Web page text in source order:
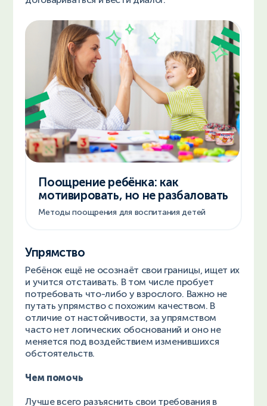
Поощрение ребёнка: как
мотивировать, но не разбаловать
Методы поощрения для воспитания детей
Упрямство
Ребёнок ещё не осознаёт свои границы, ищет их
и учится отстаивать. В том числе пробует
потребовать что-либо у взрослого. Важно не
путать упрямство с похожим качеством. В
отличие от настойчивости, за упрямством
часто нет логических обоснований и оно не
меняется под воздействием изменившихся
обстоятельств.
Чем помочь
Лучше всего разъяснить свои требования в